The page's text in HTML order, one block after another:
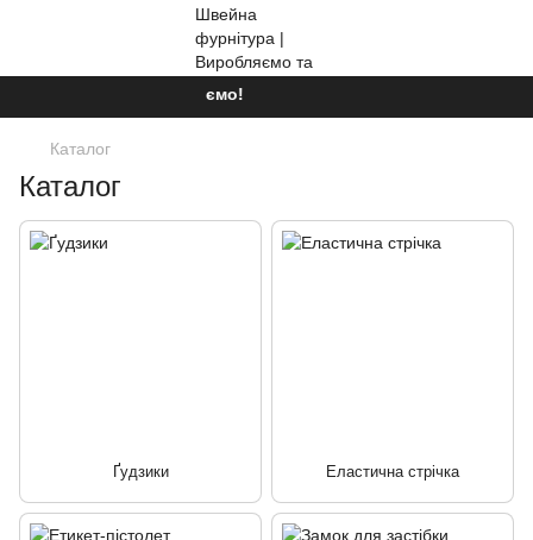
Ми працюємо!
Каталог
Каталог
Ґудзики Еластична стрічка